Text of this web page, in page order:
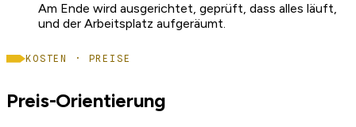
Am Ende wird ausgerichtet, geprüft, dass alles läuft,
und der Arbeitsplatz aufgeräumt.
KOSTEN · PREISE
Preis-Orientierung